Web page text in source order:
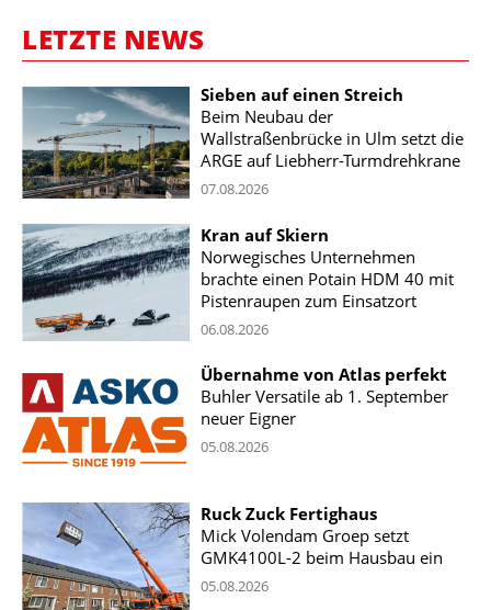
LETZTE NEWS
Sieben auf einen Streich
Beim Neubau der
Wallstraßenbrücke in Ulm setzt die
ARGE auf Liebherr-Turmdrehkrane
07.08.2026
Kran auf Skiern
Norwegisches Unternehmen
brachte einen Potain HDM 40 mit
Pistenraupen zum Einsatzort
06.08.2026
Übernahme von Atlas perfekt
Buhler Versatile ab 1. September
neuer Eigner
05.08.2026
Ruck Zuck Fertighaus
Mick Volendam Groep setzt
GMK4100L-2 beim Hausbau ein
05.08.2026